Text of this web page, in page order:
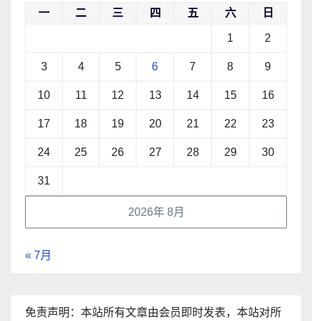
2026年 8月
一 二 三 四 五 六 日
1 2
3 4 5 6 7 8 9
10 11 12 13 14 15 16
17 18 19 20 21 22 23
24 25 26 27 28 29 30
31
« 7月
免责声明：本站所有文章由会员即时发表，本站对所